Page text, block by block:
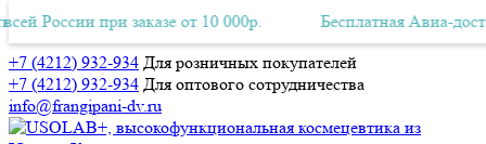
+7 (4212) 932-934 Для розничных покупателей
+7 (4212) 932-934 Для оптового сотрудничества
info@frangipani-dv.ru
Авиа-доставка по всей России при заказе от 10 000р.
при заказе от 10 000р. Бесплатная Авиа-доставка по